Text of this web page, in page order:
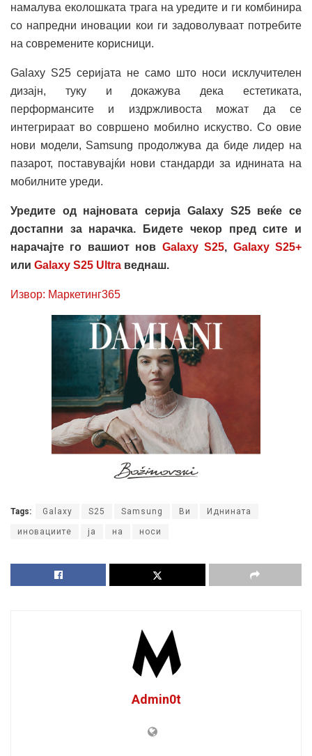
намалува еколошката трага на уредите и ги комбинира
со напредни иновации кои ги задоволуваат потребите
на современите корисници.
Galaxy S25 серијата не само што носи исклучителен
дизајн, туку и докажува дека естетиката,
перформансите и издржливоста можат да се
интегрираат во совршено мобилно искуство. Со овие
нови модели, Samsung продолжува да биде лидер на
пазарот, поставувајќи нови стандарди за иднината на
мобилните уреди.
Уредите од најновата серија Galaxy S25 веќе се
достапни за нарачка. Бидете чекор пред сите и
нарачајте го вашиот нов Galaxy S25, Galaxy S25+
или Galaxy S25 Ultra веднаш.
Извор: Маркетинг365
Tags: Galaxy S25 Samsung Ви Иднината
иновациите ја на носи
Admin0t